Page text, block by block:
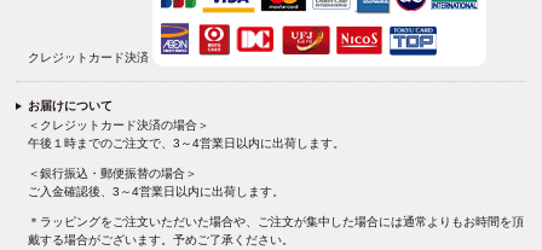
クレジットカード決済
お届けについて
＜クレジットカード決済の場合＞
午後１時までのご注文で、3～4営業日以内に出荷します。
＜銀行振込・郵便振替の場合＞
ご入金確認後、3～4営業日以内に出荷します。
＊ラッピングをご注文いただいた場合や、ご注文が集中した場合には通常よりもお時間を頂
戴する場合がございます。予めご了承ください。